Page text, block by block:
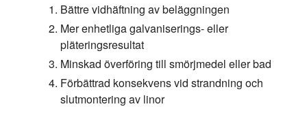
Bättre vidhäftning av beläggningen
Mer enhetliga galvaniserings- eller
pläteringsresultat
Minskad överföring till smörjmedel eller bad
Förbättrad konsekvens vid strandning och
slutmontering av linor